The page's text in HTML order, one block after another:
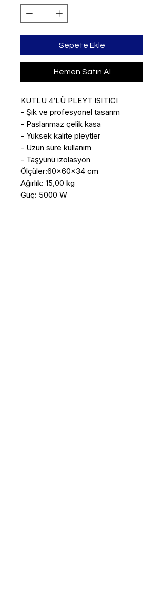
Sepete Ekle
Hemen Satın Al
KUTLU 4’LÜ PLEYT ISITICI
- Şık ve profesyonel tasarım
- Paslanmaz çelik kasa
- Yüksek kalite pleytler
- Uzun süre kullanım
- Taşyünü izolasyon
Ölçüler:60x60x34 cm
Ağırlık: 15,00 kg
Güç: 5000 W